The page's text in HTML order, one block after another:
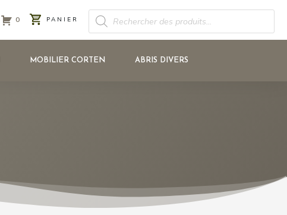
0 PANIER
RECHERCHE
DE
PRODUITS
MOBILIER CORTEN ABRIS DIVERS